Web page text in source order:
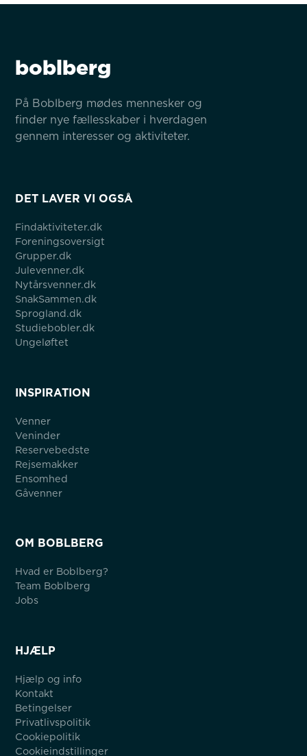
boblberg
På Boblberg mødes mennesker og
finder nye fællesskaber i hverdagen
gennem interesser og aktiviteter.
DET LAVER VI OGSÅ
Findaktiviteter.dk
Foreningsoversigt
Grupper.dk
Julevenner.dk
Nytårsvenner.dk
SnakSammen.dk
Sprogland.dk
Studiebobler.dk
Ungeløftet
INSPIRATION
Venner
Veninder
Reservebedste
Rejsemakker
Ensomhed
Gåvenner
OM BOBLBERG
Hvad er Boblberg?
Team Boblberg
Jobs
HJÆLP
Hjælp og info
Kontakt
Betingelser
Privatlivspolitik
Cookiepolitik
Cookieindstillinger